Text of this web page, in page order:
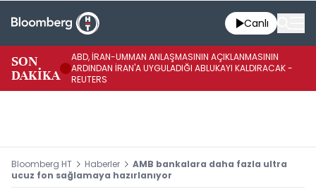
Canlı
SON
DAKİKA
ABD, İRAN-UMMAN ANLAŞMASININ AÇIKLANMASININ
ARDINDAN İRAN'A UYGULADIĞI ABLUKAYI KALDIRACAK -
REUTERS
Bloomberg HT Haberler
AMB bankalara daha fazla ultra
ucuz fon sağlamaya hazırlanıyor